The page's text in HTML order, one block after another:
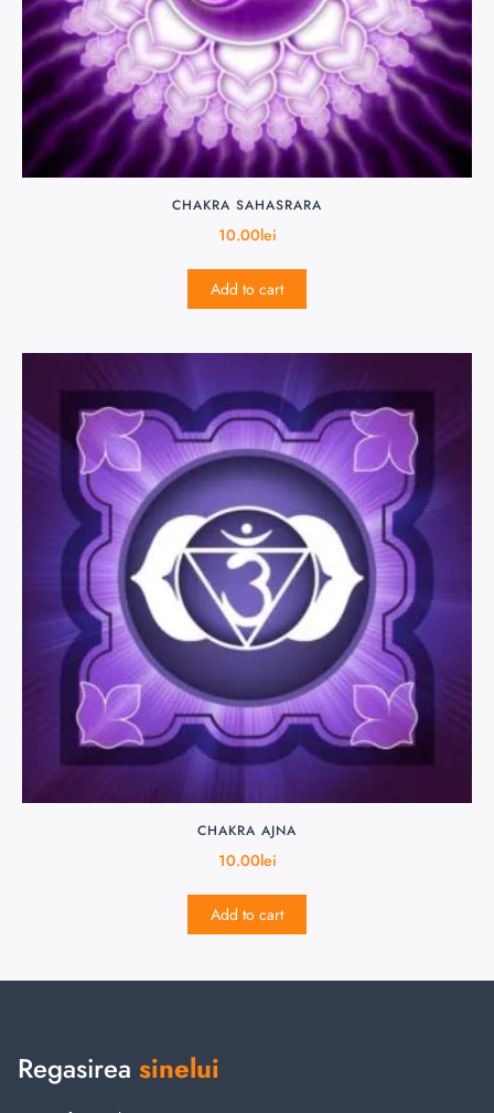
CHAKRA SAHASRARA
10.00lei
Add to cart
CHAKRA AJNA
10.00lei
Add to cart
Regasirea sinelui